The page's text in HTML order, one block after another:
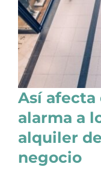
Así afecta
alarma a
alquiler
negocio